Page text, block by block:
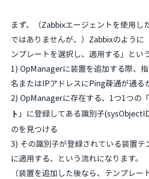
まず、（Zabbixエージェントを使用し
ではありませんが、）Zabbixのように
ンプレートを選択し、適用する」とい
1) OpManagerに装置を追加する際、
名またはIPアドレスにPing疎通が通る
2) OpManagerに存在する、1つ1つの
ト 」に登録してある識別子
のを見つける
3) その識別子が登録されている装置テ
に適用する、という流れになります。
（装置を追加した後なら、テンプレー